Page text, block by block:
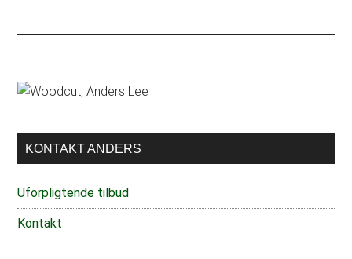
Primær
KONTAKT ANDERS
Uforpligtende tilbud
Kontakt